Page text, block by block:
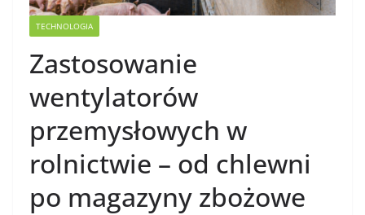
TECHNOLOGIA
Zastosowanie
wentylatorów
przemysłowych w
rolnictwie – od chlewni
po magazyny zbożowe